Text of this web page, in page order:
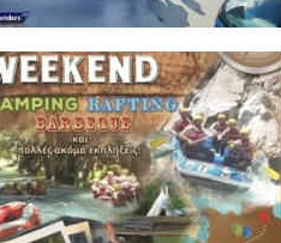
EΞΟΡΜΗΣΕΙΣ-Τ
MOTORIDERS – 2023
-ADVENTURE
WEEKEND